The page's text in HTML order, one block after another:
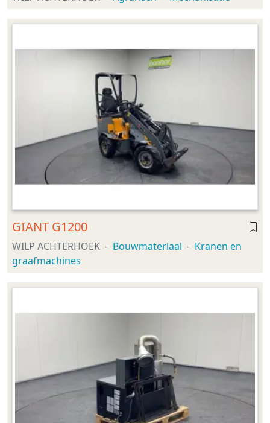
GIANT G1200
WILP ACHTERHOEK Bouwmateriaal
Kranen en
graafmachines